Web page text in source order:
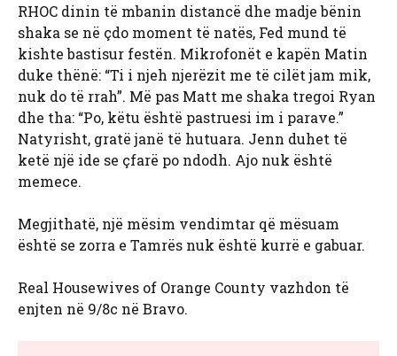
RHOC dinin të mbanin distancë dhe madje bënin
shaka se në çdo moment të natës, Fed mund të
kishte bastisur festën. Mikrofonët e kapën Matin
duke thënë: “Ti i njeh njerëzit me të cilët jam mik,
nuk do të rrah”. Më pas Matt me shaka tregoi Ryan
dhe tha: “Po, këtu është pastruesi im i parave.”
Natyrisht, gratë janë të hutuara. Jenn duhet të
ketë një ide se çfarë po ndodh. Ajo nuk është
memece.
Megjithatë, një mësim vendimtar që mësuam
është se zorra e Tamrës nuk është kurrë e gabuar.
Real Housewives of Orange County vazhdon të
enjten në 9/8c në Bravo.